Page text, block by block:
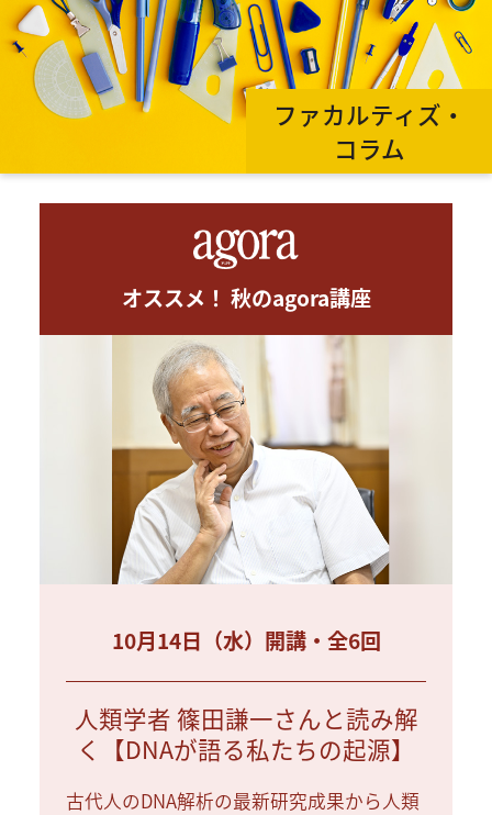
ファカルティズ・
コラム
オススメ！ 秋のagora講座
10月14日（水）開講・全6回
人類学者 篠田謙一さんと読み解
く【DNAが語る私たちの起源】
古代人のDNA解析の最新研究成果から人類